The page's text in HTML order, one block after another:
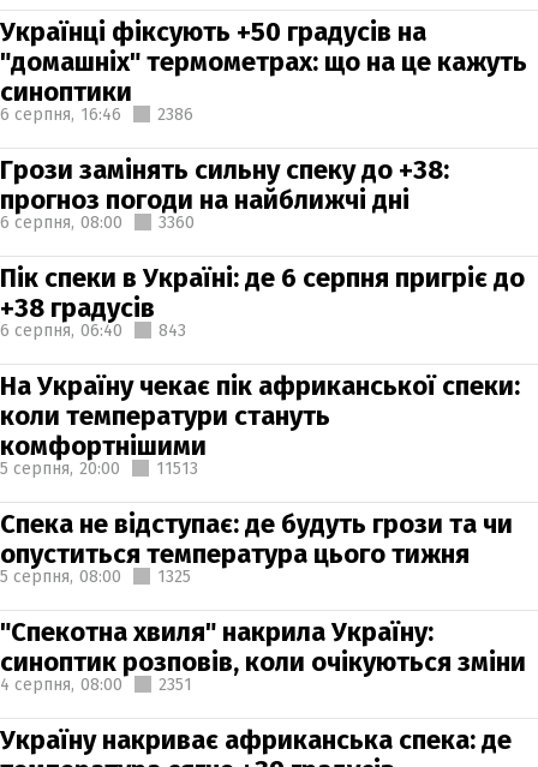
Українці фіксують +50 градусів на
"домашніх" термометрах: що на це кажуть
синоптики
6 серпня, 16:46 2386
Грози замінять сильну спеку до +38:
прогноз погоди на найближчі дні
6 серпня, 08:00 3360
Пік спеки в Україні: де 6 серпня пригріє до
+38 градусів
6 серпня, 06:40 843
На Україну чекає пік африканської спеки:
коли температури стануть
комфортнішими
5 серпня, 20:00 11513
Спека не відступає: де будуть грози та чи
опуститься температура цього тижня
5 серпня, 08:00 1325
"Спекотна хвиля" накрила Україну:
синоптик розповів, коли очікуються зміни
4 серпня, 08:00 2351
Україну накриває африканська спека: де